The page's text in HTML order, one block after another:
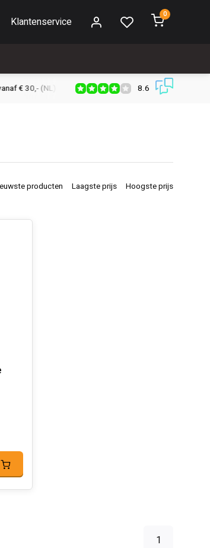
Klantenservice
0
€ 30,- (NL) Verzendkosten € 2,95 (NL)
8.6
producten Laagste prijs Hoogste prijs
1